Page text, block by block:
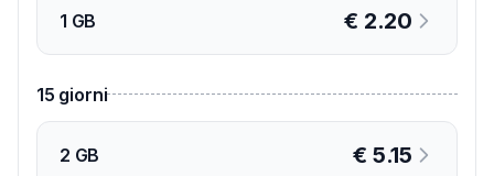
1 GB € 2.20
15 giorni
2 GB € 5.15